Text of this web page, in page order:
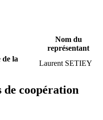
Nom du
représentant
la
Laurent SETIEY
de coopération